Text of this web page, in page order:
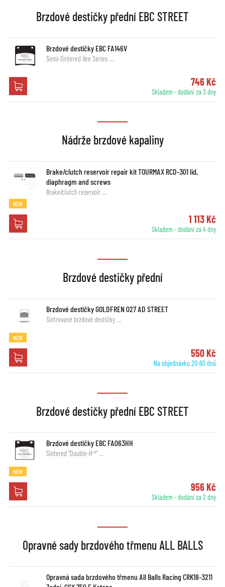
Brzdové destičky přední EBC STREET
Brzdové destičky EBC FA146V
Semi-Sintered Vee Series …
746 Kč
Skladem - dodání za 3 dny
Nádrže brzdové kapaliny
Brake/clutch reservoir repair kit TOURMAX RCD-301 lid,
diaphragm and screws
Brake/clutch reservoir …
NEW
1 113 Kč
Skladem - dodání za 4 dny
Brzdové destičky přední
Brzdové destičky GOLDFREN 027 AD STREET
Sintrované brzdové destičky …
NEW
550 Kč
Na objednávku 20-60 dnů
Brzdové destičky přední EBC STREET
Brzdové destičky EBC FA063HH
Sintered "Double-H™" …
NEW
956 Kč
Skladem - dodání za 2 dny
Opravné sady brzdového třmenu ALL BALLS
Opravná sada brzdového třmenu All Balls Racing CRK18-3211